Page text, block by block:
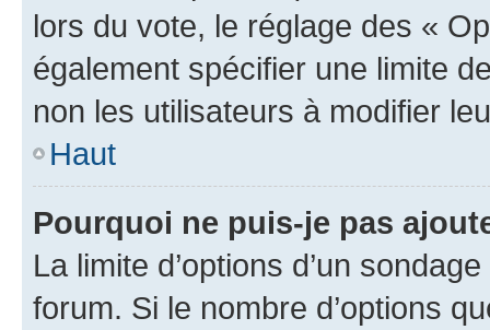
lors du vote, le réglage des «
également spécifier une limite
non les utilisateurs à modifier
Haut
Pourquoi ne puis-je pas
La limite d’options d’un
forum. Si le nombre d’options